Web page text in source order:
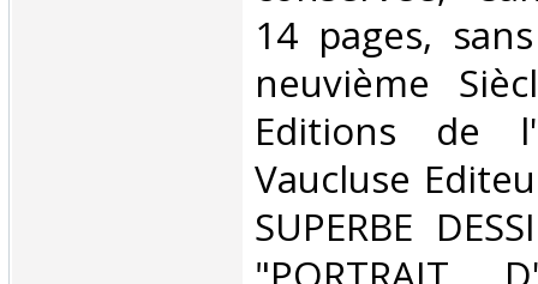
14 pages,
neuvième
Editions de
Vaucluse
SUPERBE